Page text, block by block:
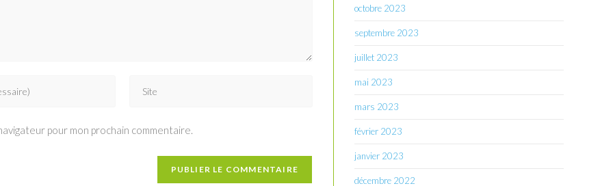
votre
(facultatif)
pour mon prochain commentaire.
octobre 2023
septembre 2023
juillet 2023
mai 2023
mars 2023
février 2023
janvier 2023
décembre 2022